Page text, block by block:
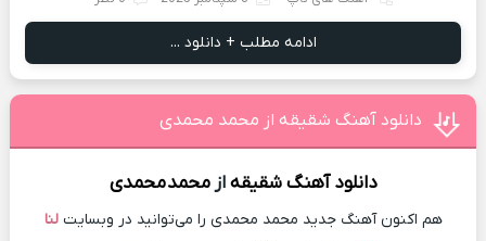
ادامه مطلب + دانلود ...
دانلود آهنگ شقیقه از محمد محمدی
دانلود آهنگ شقیقهازمحمدمحمدی
هم اکنون آهنگ جدید محمد محمدی را می‌توانید در وبسایتلنا